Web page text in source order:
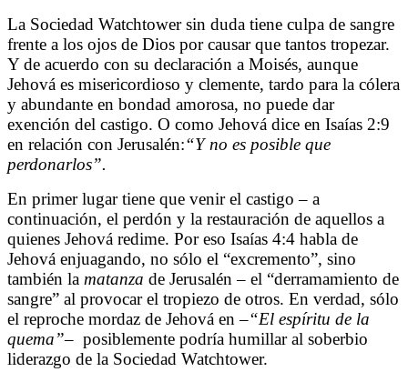
La Sociedad Watchtower sin duda tiene culpa de sangre
frente a los ojos de Dios por causar que tantos tropezar.
Y de acuerdo con su declaración a Moisés, aunque
Jehová es misericordioso y clemente, tardo para la cólera
y abundante en bondad amorosa, no puede dar
exención del castigo. O como Jehová dice en Isaías 2:9
en relación con Jerusalén:“Y no es posible que
perdonarlos”.
En primer lugar tiene que venir el castigo – a
continuación, el perdón y la restauración de aquellos a
quienes Jehová redime. Por eso Isaías 4:4 habla de
Jehová enjuagando, no sólo el “excremento”, sino
también la matanza de Jerusalén – el “derramamiento de
sangre” al provocar el tropiezo de otros. En verdad, sólo
el reproche mordaz de Jehová en –“El espíritu de la
quema”– posiblemente podría humillar al soberbio
liderazgo de la Sociedad Watchtower.